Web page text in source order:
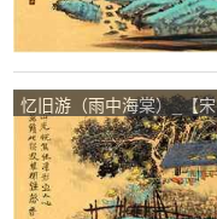
忆旧游（雨中海棠）_【宋
朝】_【彭泰翁】